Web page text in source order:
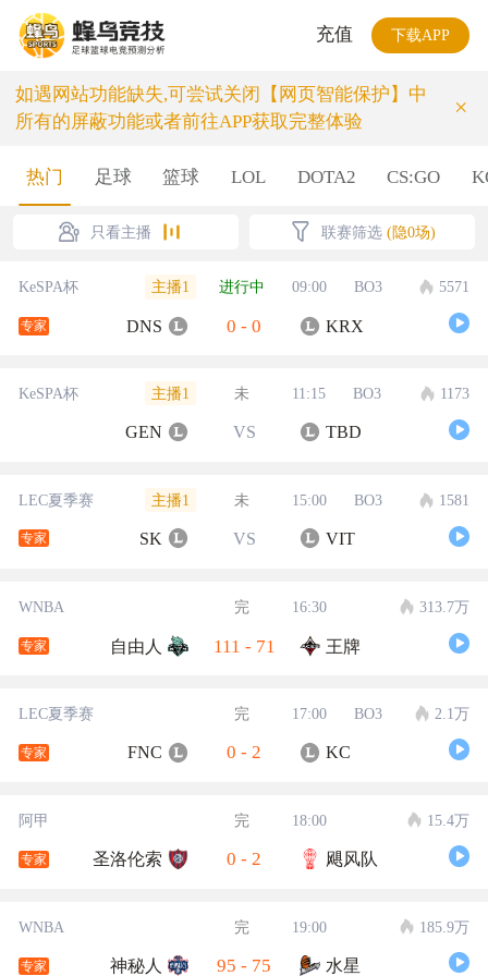
充值 下载APP
如遇网站功能缺失,可尝试关闭【网页智能保护】中
所有的屏蔽功能或者前往APP获取完整体验
×
热门 足球 篮球 LOL DOTA2 CS:GO
只看主播 联赛筛选 (隐0场)
KeSPA杯 主播1 进行中 09:00 BO3 5571
专家 DNS 0 - 0 KRX
KeSPA杯 主播1 未 11:15 BO3 1173
GEN VS TBD
LEC夏季赛 主播1 未 15:00 BO3 1581
专家 SK VS VIT
WNBA 完 16:30 313.7万
专家 自由人 111 - 71 王牌
LEC夏季赛 完 17:00 BO3 2.1万
专家 FNC 0 - 2 KC
阿甲 完 18:00 15.4万
专家 圣洛伦索 0 - 2 飓风队
WNBA 完 19:00 185.9万
专家 神秘人 95 - 75 水星